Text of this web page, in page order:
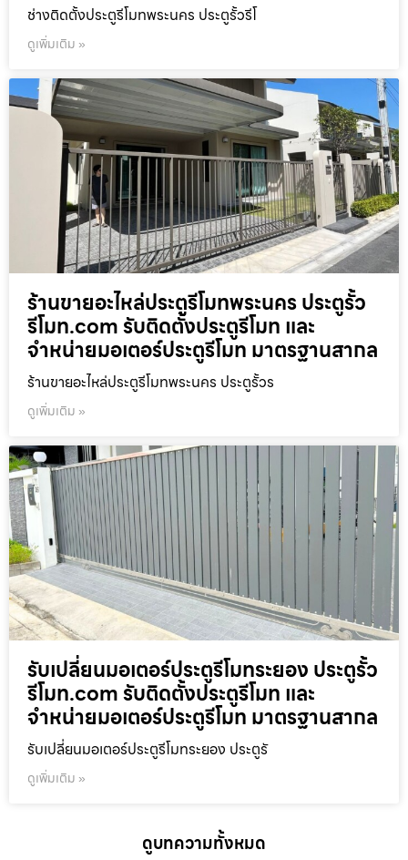
ช่างติดตั้งประตูรีโมทพระนคร ประตูรั้วรีโ
ดูเพิ่มเติม »
ร้านขายอะไหล่ประตูรีโมทพระนคร ประตูรั้ว
รีโมท.com รับติดตั้งประตูรีโมท และ
จำหน่ายมอเตอร์ประตูรีโมท มาตรฐานสากล
ร้านขายอะไหล่ประตูรีโมทพระนคร ประตูรั้วร
ดูเพิ่มเติม »
รับเปลี่ยนมอเตอร์ประตูรีโมทระยอง ประตูรั้ว
รีโมท.com รับติดตั้งประตูรีโมท และ
จำหน่ายมอเตอร์ประตูรีโมท มาตรฐานสากล
รับเปลี่ยนมอเตอร์ประตูรีโมทระยอง ประตูรั
ดูเพิ่มเติม »
ดูบทความทั้งหมด